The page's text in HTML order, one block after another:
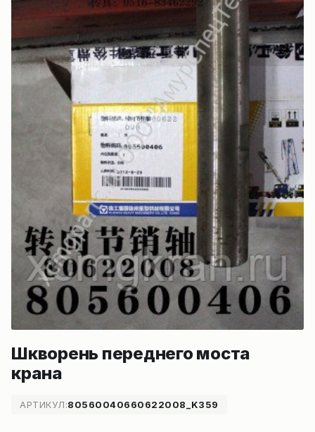
Шкворень переднего моста
крана
АРТИКУЛ:80560040660622008_K359